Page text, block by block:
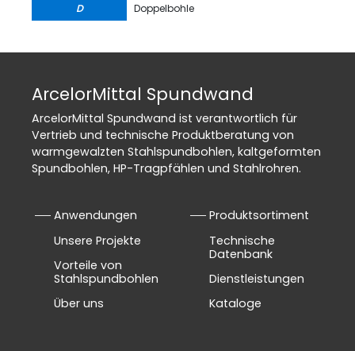
D
Doppelbohle
ArcelorMittal Spundwand
ArcelorMittal Spundwand ist verantwortlich für
Vertrieb und technische Produktberatung von
warmgewalzten Stahlspundbohlen, kaltgeformten
Spundbohlen, HP-Tragpfählen und Stahlrohren.
Anwendungen
Unsere Projekte
Vorteile von
Stahlspundbohlen
Über uns
Produktsortiment
Technische
Datenbank
Dienstleistungen
Kataloge